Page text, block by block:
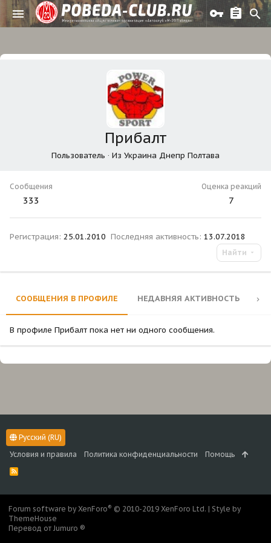
Прибалт
Пользователь · Из Украина Днепр Полтава
Сообщения
333
Оценка реакций
7
Регистрация 25.01.2010 Последняя активность 13.07.2018
Найти
СООБЩЕНИЯ В ПРОФИЛЕ НЕДАВНЯЯ АКТИВНОСТЬ
В профиле Прибалт пока нет ни одного сообщения.
Русский (RU)
Условия и правила
Политика конфиденциальности Помощь
R
S
Forum software by XenForo® © 2010-2019 XenForo Ltd. | Style by
ThemeHouse
Перевод от Jumuro ®